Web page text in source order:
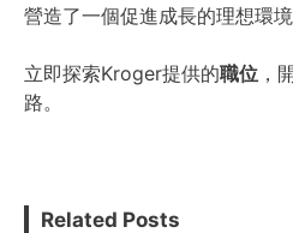
營造了一個促進成長的理想環境
立即探索Kroger提供的職位 ，
路。
Related Posts